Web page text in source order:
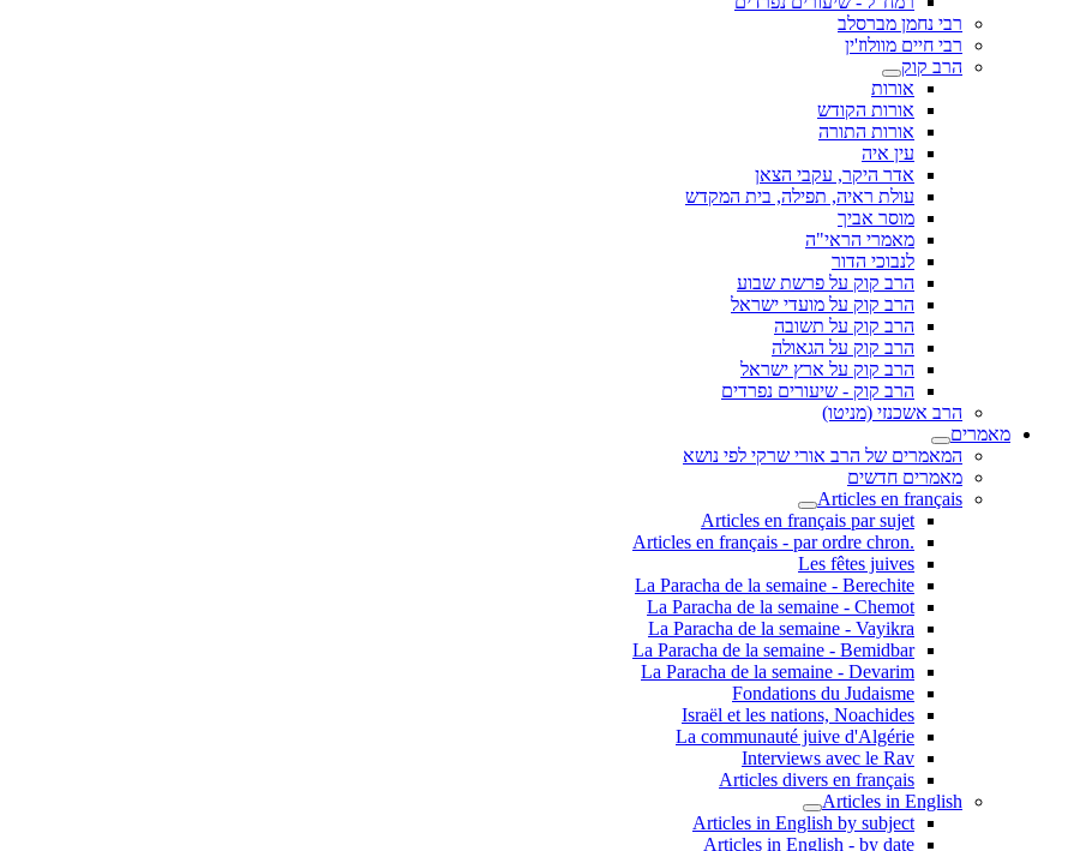
רבי נחמן מברסלב
רבי חיים מוולוז'ין
הרב קוק
אורות
אורות הקודש
אורות התורה
עין איה
אדר היקר, עקבי הצאן
עולת ראיה, תפילה, בית המקדש
מוסר אביך
מאמרי הראי"ה
לנבוכי הדור
הרב קוק על פרשת שבוע
הרב קוק על מועדי ישראל
הרב קוק על תשובה
הרב קוק על הגאולה
הרב קוק על ארץ ישראל
הרב קוק - שיעורים נפרדים
הרב אשכנזי (מניטו)
מאמרים
המאמרים של הרב אורי שרקי לפי נושא
מאמרים חדשים
Articles en français
Articles en français par sujet
.Articles en français - par ordre chron
Les fêtes juives
La Paracha de la semaine - Berechite
La Paracha de la semaine - Chemot
La Paracha de la semaine - Vayikra
La Paracha de la semaine - Bemidbar
La Paracha de la semaine - Devarim
Fondations du Judaisme
Israël et les nations, Noachides
La communauté juive d'Algérie
Interviews avec le Rav
Articles divers en français
Articles in English
Articles in English by subject
Articles in English - by date